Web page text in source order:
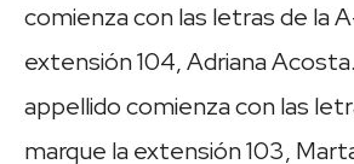
comienza con las letras de la
extensión 104, Adriana
appellido comienza con las
marque la extensión 103,